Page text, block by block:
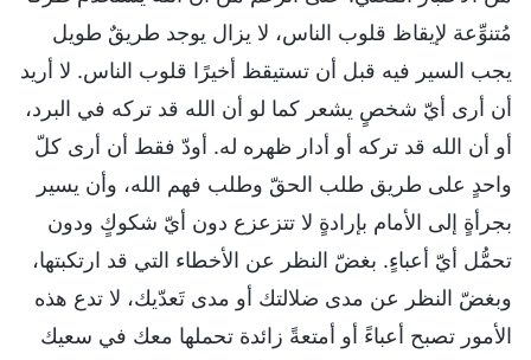
مُتنوِّعة لإيقاظ قلوب الناس، لا يزال يوجد طريقٌ طويل
يجب السير فيه قبل أن تستيقظ أخيرًا قلوب الناس. لا أريد
أن أرى أيّ شخصٍ يشعر كما لو أن الله قد تركه في البرد،
أو أن الله قد تركه أو أدار ظهره له. أودّ فقط أن أرى كلّ
واحدٍ على طريق طلب الحقّ وطلب فهم الله، وأن يسير
بجرأةٍ إلى الأمام بإرادةٍ لا تتزعزع دون أيّ شكوكٍ ودون
تحمُّل أيّ أعباءٍ. بغضّ النظر عن الأخطاء التي قد ارتكبتها،
وبغضّ النظر عن مدى ضلالتك أو مدى تَعدّيك، لا تدع هذه
الأمور تصبح أعباءً أو أمتعةً زائدة تحملها معك في سعيك